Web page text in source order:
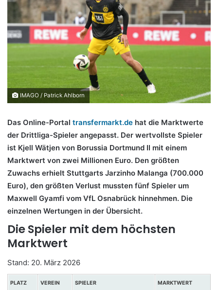
IMAGO / Patrick Ahlborn
Das Online-Portal transfermarkt.de hat die Marktwerte
der Drittliga-Spieler angepasst. Der wertvollste Spieler
ist Kjell Wätjen von Borussia Dortmund II mit einem
Marktwert von zwei Millionen Euro. Den größten
Zuwachs erhielt Stuttgarts Jarzinho Malanga (700.000
Euro), den größten Verlust mussten fünf Spieler um
Maxwell Gyamfi vom VfL Osnabrück hinnehmen. Die
einzelnen Wertungen in der Übersicht.
Die Spieler mit dem höchsten
Marktwert
Stand: 20. März 2026
PLATZ VEREIN SPIELER MARKTWERT